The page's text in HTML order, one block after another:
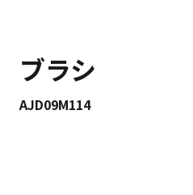
ブラシ
AJD09M114